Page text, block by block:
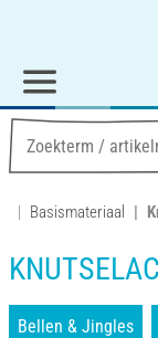
Basismateriaal
Bellen & Jingles